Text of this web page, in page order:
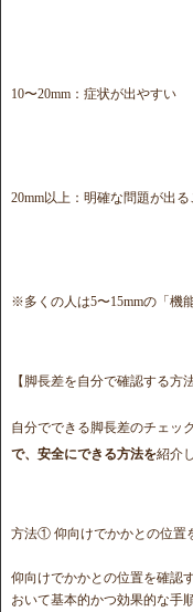
10〜20mm：症状が出やすい
20mm以上：明確な問題が出
※多くの人は5〜15mmの「機
【脚長差を自分で確認する方法
自分でできる脚長差のチェッ
で、安全にできる方法を紹介
方法① 仰向けでかかとの位置
仰向けでかかとの位置を確認
おいて基本的かつ効果的な手